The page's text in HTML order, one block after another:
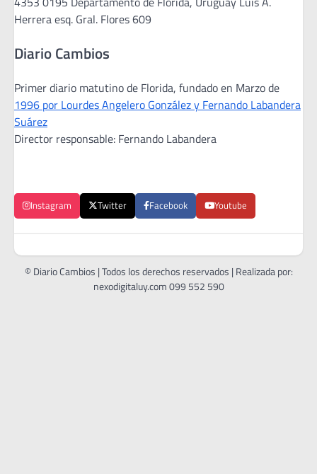
Herrera esq. Gral. Flores 609
Diario Cambios
Primer diario matutino de Florida, fundado en Marzo de
1996 por Lourdes Angelero González y Fernando Labandera
Suárez
Director responsable: Fernando Labandera
Instagram Twitter Facebook Youtube